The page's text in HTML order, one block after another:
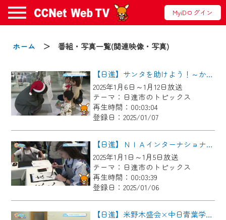
MyiDログイン
ホーム ＞ 番組・写真一覧(関連映像・写真)
【日進】サンタを助けよう！～かくれたバリアフリー～
2025年1月6日～1月12日放送
テーマ：日進市のトピックス
再生時間：00:03:04
登録日：2025/01/07
【日進】ＮＩＡインターナショナルデイ２０２４
2025年1月1日～1月5日放送
テーマ：日進市のトピックス
再生時間：00:03:39
登録日：2025/01/06
【日進】米野木盛会×中日青葉学園 フードドライブ
お知らせ
2024/09/02
動画配信サービス『CCNet Web TV』は2024
年9月24日からリニューアルします！
【変更点】
◆デザイン変更により、お住まいの地域
の動画コンテンツが一目瞭然。
◆当社アプリやＰＣブラウザから、いつ
でも・どこでも・外出先でも！
CCNetサービスエリア20市町の地域情報
番組をご視聴いただけます！